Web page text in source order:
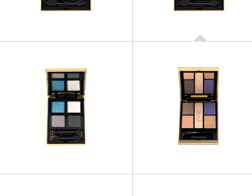
OMBRES À PAUPIÈRES
Couture Palette - 09 Love
Lumières Majorelle